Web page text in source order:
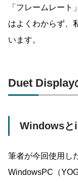
「フレームレー
はよくわからず、
います。
Duet Display
Windowsと
筆者が今回使用し
WindowsPC（